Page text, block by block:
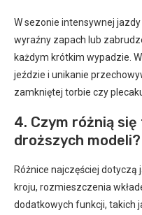
W sezonie intensywnej
wyraźny zapach lub
każdym krótkim wypadzie.
jeździe i unikanie
zamkniętej torbie czy
4. Czym różnią
droższych modeli?
Różnice najczęściej dotyczą
kroju, rozmieszczenia
dodatkowych funkcji, takich